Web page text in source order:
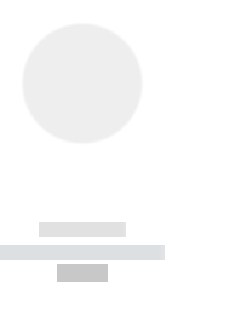
------------
----------- -----------